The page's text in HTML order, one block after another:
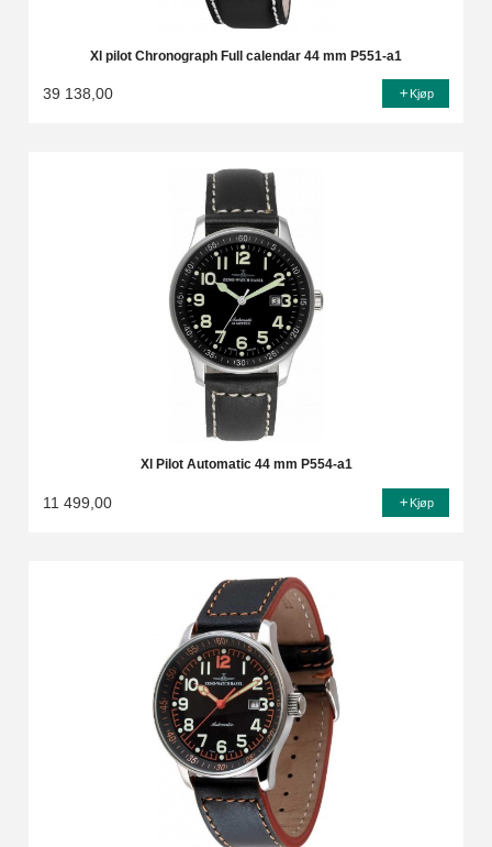
Xl pilot Chronograph Full calendar 44 mm P551-a1
39 138,00 Kjøp
Xl Pilot Automatic 44 mm P554-a1
11 499,00 Kjøp